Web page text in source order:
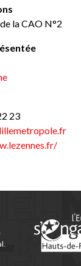
la CAO N°2
23